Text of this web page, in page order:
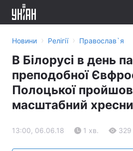
Новини › Релігії › Православ`я
В Білорусі в день
преподобної
Полоцької пройшов
масштабний
13:00, 06.06.18 1 хв. 329